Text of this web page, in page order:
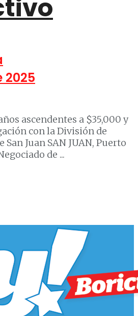
2025
ascendentes a $35,000 y
con la División de
San Juan SAN JUAN, Puerto
de ...